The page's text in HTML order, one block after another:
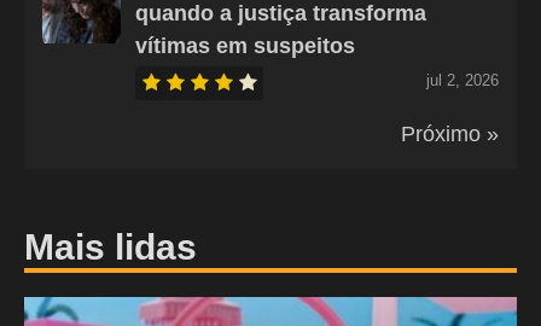
quando a justiça transforma
vítimas em suspeitos
jul 2, 2026
Próximo »
Mais lidas